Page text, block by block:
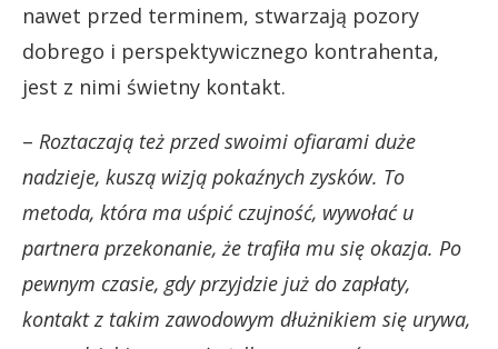
nawet przed terminem, stwarzają pozory
dobrego i perspektywicznego kontrahenta,
jest z nimi świetny kontakt.
– Roztaczają też przed swoimi ofiarami duże
nadzieje, kuszą wizją pokaźnych zysków. To
metoda, która ma uśpić czujność, wywołać u
partnera przekonanie, że trafiła mu się okazja. Po
pewnym czasie, gdy przyjdzie już do zapłaty,
kontakt z takim zawodowym dłużnikiem się urywa,